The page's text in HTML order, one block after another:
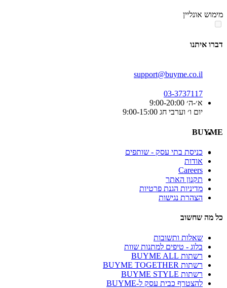
אזור
מימוש אונליין
דברו איתנו
support@buyme.co.il
03-3737117
א׳-ה׳ 9:00-20:00
יום ו׳ וערבי חג 9:00-15:00
BUYME
כניסת בתי עסק - שותפים
אודות
Careers
תקנון האתר
מדיניות הגנת פרטיות
הצהרת נגישות
כל מה שחשוב
שאלות ותשובות
בלוג - טיפים למתנות שוות
רשתות BUYME ALL
רשתות BUYME TOGETHER
רשתות BUYME STYLE
להצטרף כבית עסק ל-BUYME